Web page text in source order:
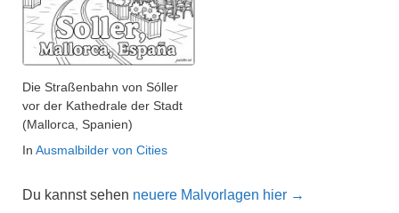
Die Straßenbahn von Sóller
vor der Kathedrale der Stadt
(Mallorca, Spanien)
In Ausmalbilder von Cities
Du kannst sehen neuere Malvorlagen hier →